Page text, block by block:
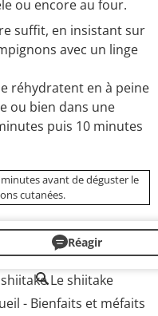
ou encore au four.
suffit, en insistant sur
avec un linge
réhydratent en à peine
ou bien dans une
puis 10 minutes
avant de déguster le
cutanées.
Réagir
Le shiitake
- Bienfaits et méfaits